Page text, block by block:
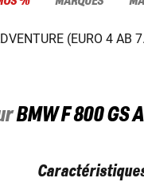
(EURO 4 AB
BMWF 800 GS